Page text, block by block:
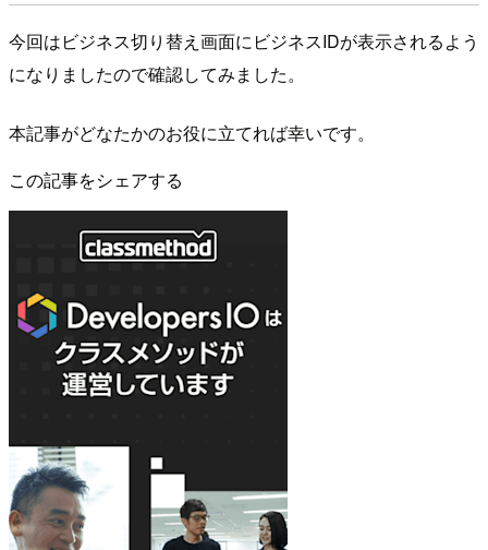
今回はビジネス切り替え画面にビジネスIDが表示されるよう
になりましたので確認してみました。
本記事がどなたかのお役に立てれば幸いです。
この記事をシェアする